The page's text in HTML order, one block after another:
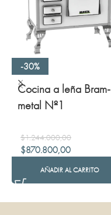
-30%
Cocina a leña Bram-
metal Nº1
$1.244.000,00
$870.800,00
AÑADIR AL CARRITO